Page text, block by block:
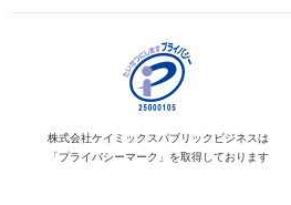
株式会社ケイミックス パブリックビジネスは
「プライバシーマーク」を取得しております